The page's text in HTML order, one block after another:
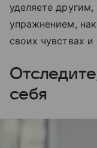
уделяете
упражнением,
своих чувствах
себя